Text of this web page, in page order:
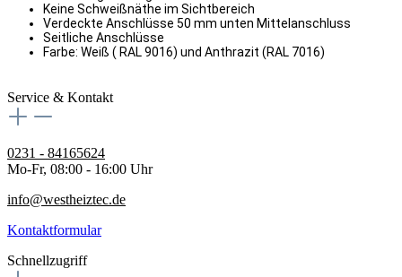
Keine Schweißnäthe im Sichtbereich
Verdeckte Anschlüsse 50 mm unten Mittelanschluss
Seitliche Anschlüsse
Farbe: Weiß ( RAL 9016) und Anthrazit (RAL 7016)
Service & Kontakt
0231 - 84165624
Mo-Fr, 08:00 - 16:00 Uhr
info@westheiztec.de
Kontaktformular
Schnellzugriff